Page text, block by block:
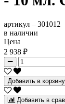
артикул – 301012
в наличии
Цена
2 938 ₽
Добавить в корзину
Добавить в